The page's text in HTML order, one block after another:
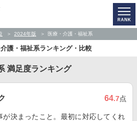
2024年版 医療・介護・福祉系
護・福祉系ランキング・比較
満足度ランキング
64.7点
が決まったこと。最初に対応してくれ